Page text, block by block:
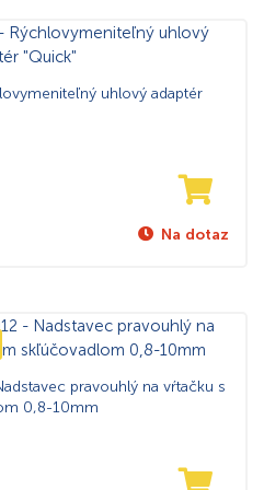
uhlový adaptér
Na dotaz
pravouhlý na vŕtačku s
0,8-10mm